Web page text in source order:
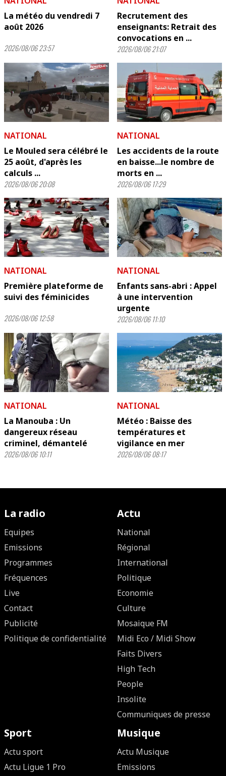
La météo du vendredi 7
août 2026
2026/08/06 23:57
Recrutement des
enseignants: Retrait des
convocations en ...
2026/08/06 21:07
NATIONAL
Le Mouled sera célébré le
25 août, d'après les
calculs ...
2026/08/06 20:08
NATIONAL
Les accidents de la route
en baisse...le nombre de
morts en ...
2026/08/06 17:29
NATIONAL
Première plateforme de
suivi des féminicides
2026/08/06 12:58
NATIONAL
Enfants sans-abri : Appel
à une intervention
urgente
2026/08/06 11:10
NATIONAL
La Manouba : Un
dangereux réseau
criminel, démantelé
2026/08/06 10:11
NATIONAL
Météo : Baisse des
températures et
vigilance en mer
2026/08/06 08:17
La radio
Equipes
Emissions
Programmes
Fréquences
Live
Contact
Publicité
Politique de confidentialité
Actu
National
Régional
International
Politique
Economie
Culture
Mosaique FM
Midi Eco / Midi Show
Faits Divers
High Tech
People
Insolite
Communiques de presse
Sport
Actu sport
Actu Ligue 1 Pro
Musique
Actu Musique
Emissions